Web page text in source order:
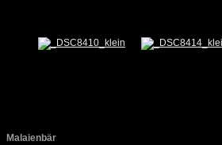
Malaienbär